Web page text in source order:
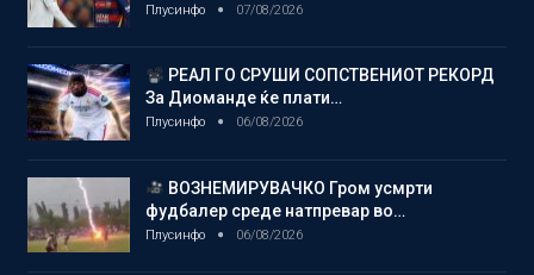
Плусинфо 07/08/2026
РЕАЛ ГО СРУШИ СОПСТВЕНИОТ РЕКОРД
За Диоманде ќе плати…
Плусинфо 06/08/2026
ВОЗНЕМИРУВАЧКО Гром усмрти
фудбалер среде натпревар во…
Плусинфо 06/08/2026